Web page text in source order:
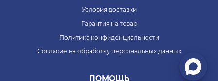
Условия доставки
Гарантия на товар
Политика конфиденциальности
Согласие на обработку персональных данных
ПОМОЩЬ